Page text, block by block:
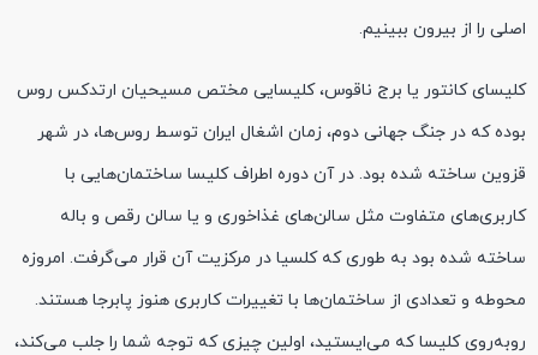
اصلی را از بیرون ببینیم.
کلیسای کانتور یا برج ناقوس، کلیسایی مختص مسیحیان ارتدکس روس
بوده که در جنگ جهانی دوم، زمان اشغال ایران توسط روس‌ها، در شهر
قزوین ساخته شده بود. در آن دوره اطراف کلیسا ساختمان‌هایی با
کاربری‌های متفاوت مثل سالن‌های غذاخوری و یا سالن رقص و باله
ساخته شده بود به طوری که کلسیا در مرکزیت آن قرار می‌گرفت. امروزه
محوطه و تعدادی از ساختمان‌ها با تغییرات کاربری هنوز پابرجا هستند.
روبه‌روی کلیسا که می‌ایستید، اولین چیزی که توجه شما را جلب می‌کند،